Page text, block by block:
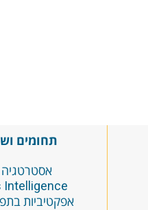
תחומים
אסטרטגיה
Intelligence
אפקטיביות